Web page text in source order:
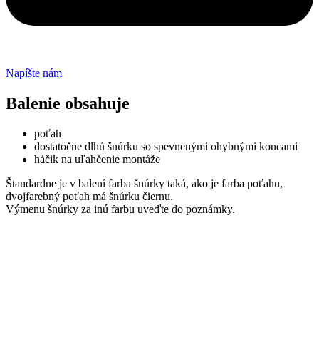
Napíšte nám
Balenie obsahuje
poťah
dostatočne dlhú šnúrku so spevnenými ohybnými koncami
háčik na uľahčenie montáže
Štandardne je v balení farba šnúrky taká, ako je farba poťahu,
dvojfarebný poťah má šnúrku čiernu.
Výmenu šnúrky za inú farbu uveďte do poznámky.